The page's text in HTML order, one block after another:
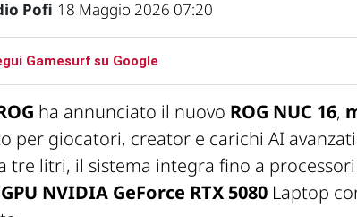
Pofi 18 Maggio 2026 07:20
Gamesurf su Google
ha annunciato il nuovo ROG NUC 16,
per giocatori, creator e carichi AI
tre litri, il sistema integra fino a processori
GPU NVIDIA GeForce RTX 5080 Laptop